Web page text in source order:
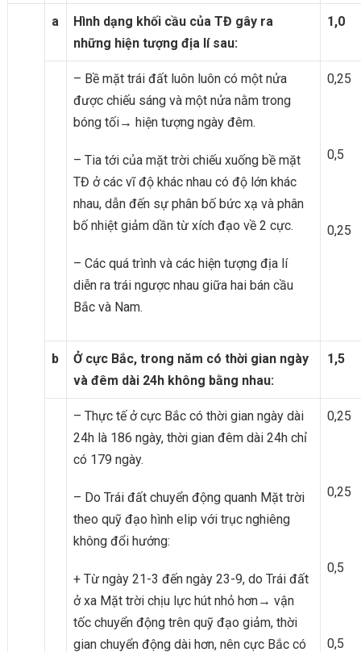
a
Hình dạng khối cầu của TĐ gây ra
những hiện tượng địa lí sau:
1,0
– Bề mặt trái đất luôn luôn có một nửa
được chiếu sáng và một nửa nằm trong
bóng tối→ hiện tượng ngày đêm.
– Tia tới của mặt trời chiếu xuống bề mặt
TĐ ở các vĩ độ khác nhau có độ lớn khác
nhau, dẫn đến sự phân bố bức xạ và phân
bố nhiệt giảm dần từ xích đạo về 2 cực.
– Các quá trình và các hiện tượng địa lí
diễn ra trái ngược nhau giữa hai bán cầu
Bắc và Nam.
0,25
0,5
0,25
b
Ở cực Bắc, trong năm có thời gian ngày
và đêm dài 24h không bằng nhau:
1,5
– Thực tế ở cực Bắc có thời gian ngày dài
24h là 186 ngày, thời gian đêm dài 24h chỉ
có 179 ngày.
– Do Trái đất chuyển động quanh Mặt trời
theo quỹ đạo hình elip với trục nghiêng
không đổi hướng:
+ Từ ngày 21-3 đến ngày 23-9, do Trái đất
ở xa Mặt trời chịu lực hút nhỏ hơn→ vận
tốc chuyển động trên quỹ đạo giảm, thời
gian chuyển động dài hơn, nên cực Bắc có
0,25
0,25
0,5
0,5